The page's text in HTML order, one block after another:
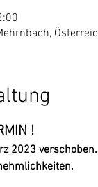
!
2023 verschoben.